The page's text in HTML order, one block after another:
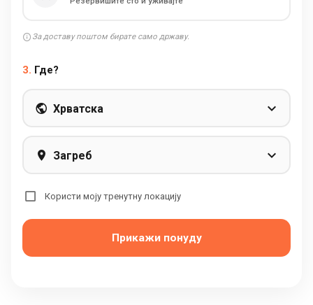
За доставу поштом бирате само државу.
3. Где?
Хрватска
Загреб
Користи моју тренутну локацију
Прикажи понуду